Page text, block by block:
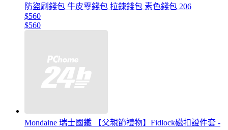
防盜刷錢包 牛皮零錢包 拉鍊錢包 素色錢包 206
$560
$560
Mondaine 瑞士國鐵 【父親節禮物】Fidlock磁扣證件套 -